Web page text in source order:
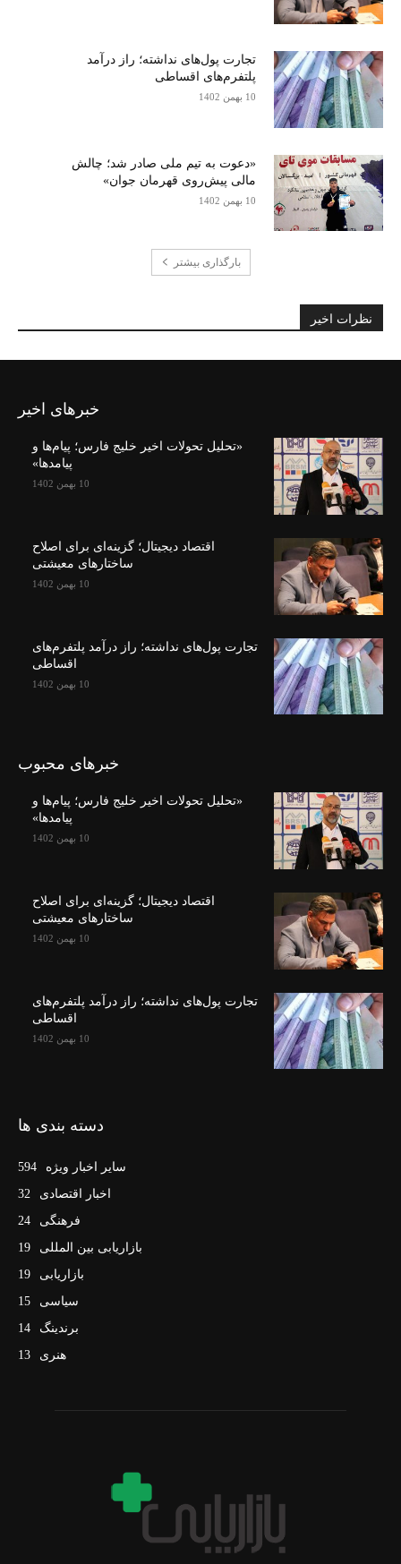
تجارت پول‌های نداشته؛ راز درآمد
پلتفرم‌های اقساطی
10 بهمن 1402
«دعوت به تیم ملی صادر شد؛ چالش
مالی پیش‌روی قهرمان جوان»
10 بهمن 1402
بارگذاری بیشتر
نظرات اخیر
خبرهای اخیر
«تحلیل تحولات اخیر خلیج فارس؛ پیام‌ها و
پیامدها»
10 بهمن 1402
اقتصاد دیجیتال؛ گزینه‌ای برای اصلاح
ساختارهای معیشتی
10 بهمن 1402
تجارت پول‌های نداشته؛ راز درآمد پلتفرم‌های
اقساطی
10 بهمن 1402
خبرهای محبوب
«تحلیل تحولات اخیر خلیج فارس؛ پیام‌ها و
پیامدها»
10 بهمن 1402
اقتصاد دیجیتال؛ گزینه‌ای برای اصلاح
ساختارهای معیشتی
10 بهمن 1402
تجارت پول‌های نداشته؛ راز درآمد پلتفرم‌های
اقساطی
10 بهمن 1402
دسته بندی ها
سایر اخبار ویژه
594
اخبار اقتصادی
32
فرهنگی
24
بازاریابی بین المللی
19
بازاریابی
19
سیاسی
15
برندینگ
14
هنری
13